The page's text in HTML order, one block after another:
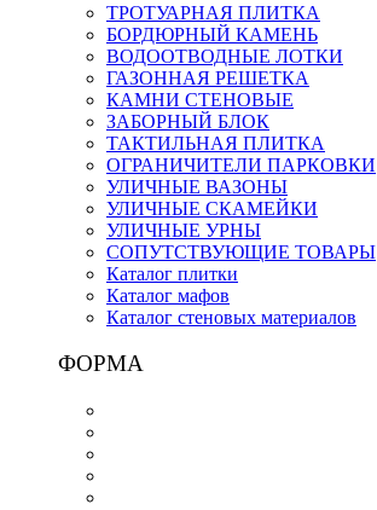
ТРОТУАРНАЯ ПЛИТКА
БОРДЮРНЫЙ КАМЕНЬ
ВОДООТВОДНЫЕ ЛОТКИ
ГАЗОННАЯ РЕШЕТКА
КАМНИ СТЕНОВЫЕ
ЗАБОРНЫЙ БЛОК
ТАКТИЛЬНАЯ ПЛИТКА
ОГРАНИЧИТЕЛИ ПАРКОВКИ
УЛИЧНЫЕ ВАЗОНЫ
УЛИЧНЫЕ СКАМЕЙКИ
УЛИЧНЫЕ УРНЫ
СОПУТСТВУЮЩИЕ ТОВАРЫ
Каталог плитки
Каталог мафов
Каталог стеновых материалов
ФОРМА